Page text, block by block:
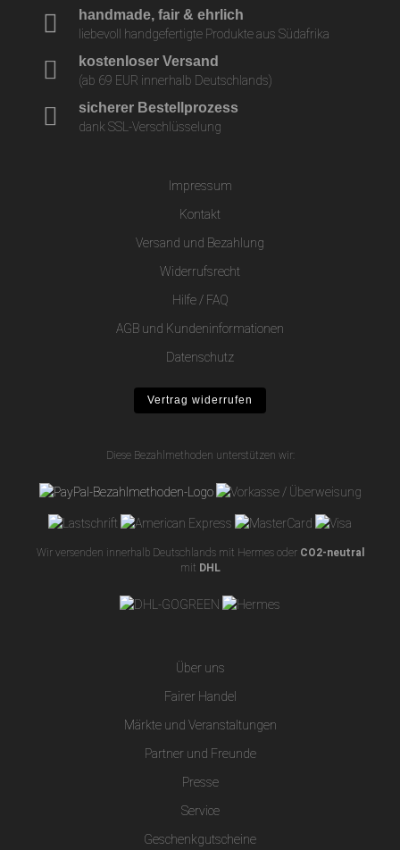
handmade, fair & ehrlich
liebevoll handgefertigte Produkte aus Südafrika
kostenloser Versand
(ab 69 EUR innerhalb Deutschlands)
sicherer Bestellprozess
dank SSL-Verschlüsselung
Impressum
Kontakt
Versand und Bezahlung
Widerrufsrecht
Hilfe / FAQ
AGB und Kundeninformationen
Datenschutz
Vertrag widerrufen
Diese Bezahlmethoden unterstützen wir:
Wir versenden innerhalb Deutschlands mit Hermes oder CO2-neutral
mit DHL
Über uns
Fairer Handel
Märkte und Veranstaltungen
Partner und Freunde
Presse
Service
Geschenkgutscheine